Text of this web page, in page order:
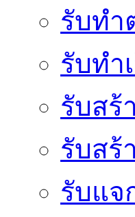
รับทำ
รับทำ
รับสร้
รับสร้
รับแจ